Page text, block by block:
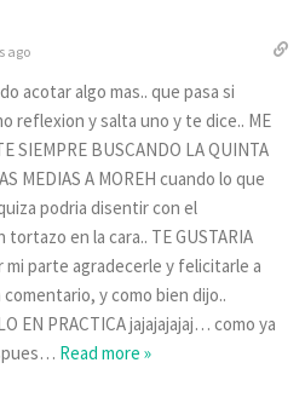
ago
acotar algo mas.. que pasa si
reflexion y salta uno y te dice.. ME
SIEMPRE BUSCANDO LA QUINTA
MEDIAS A MOREH cuando lo que
podria disentir con el
en la cara.. TE GUSTARIA
mi parte agradecerle y felicitarle a
y como bien dijo..
EN PRACTICA jajajajajaj… como ya
… Read more »